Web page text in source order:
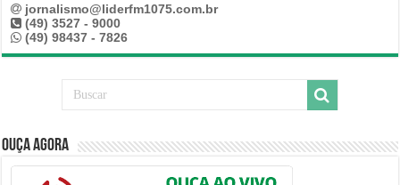
jornalismo@liderfm1075.com.br
(49) 3527 - 9000
(49) 98437 - 7826
Ouça Agora